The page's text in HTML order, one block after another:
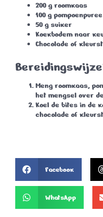
200 g roomkaas
100 g pompoenpuree
50 g suiker
Koekbodem naar
Chocolade of
Bereidingswijze
Meng roomkaas,
het mengsel over
Koel de bites in de
chocolade of
Facebook
WhatsApp